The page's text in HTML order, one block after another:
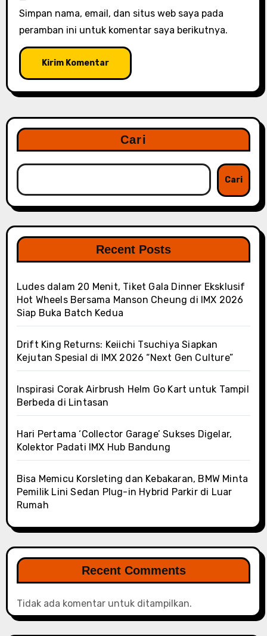
Simpan nama, email, dan situs web saya pada
peramban ini untuk komentar saya berikutnya.
Cari
Cari
Recent Posts
Ludes dalam 20 Menit, Tiket Gala Dinner Eksklusif
Hot Wheels Bersama Manson Cheung di IMX 2026
Siap Buka Batch Kedua
Drift King Returns: Keiichi Tsuchiya Siapkan
Kejutan Spesial di IMX 2026 “Next Gen Culture”
Inspirasi Corak Airbrush Helm Go Kart untuk Tampil
Berbeda di Lintasan
Hari Pertama ‘Collector Garage’ Sukses Digelar,
Kolektor Padati IMX Hub Bandung
Bisa Memicu Korsleting dan Kebakaran, BMW Minta
Pemilik Lini Sedan Plug-in Hybrid Parkir di Luar
Rumah
Recent Comments
Tidak ada komentar untuk ditampilkan.